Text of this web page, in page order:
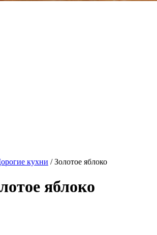
кухни / Золотое яблоко
яблоко